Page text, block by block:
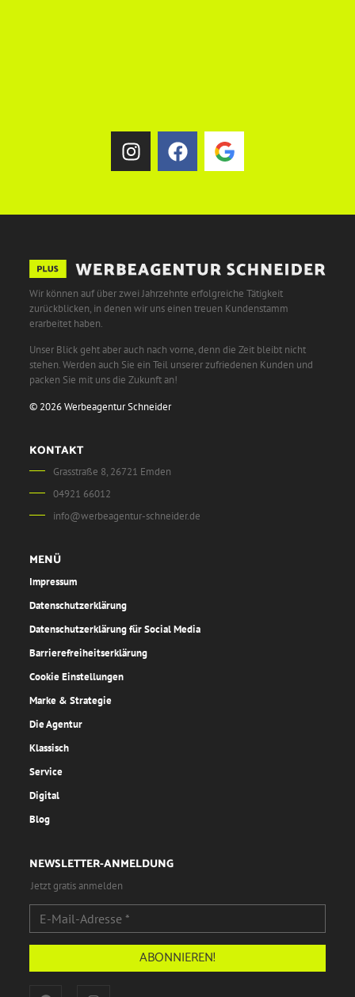
Wir können auf über zwei Jahrzehnte erfolgreiche Tätigkeit
zurückblicken, in denen wir uns einen treuen Kundenstamm
erarbeitet haben.
Unser Blick geht aber auch nach vorne, denn die Zeit bleibt nicht
stehen. Werden auch Sie ein Teil unserer zufriedenen Kunden und
packen Sie mit uns die Zukunft an!
© 2026 Werbeagentur Schneider
KONTAKT
Grasstraße 8, 26721 Emden
04921 66012
info@werbeagentur-schneider.de
MENÜ
Impressum
Datenschutzerklärung
Datenschutzerklärung für Social Media
Barrierefreiheitserklärung
Cookie Einstellungen
Marke & Strategie
Die Agentur
Klassisch
Service
Digital
Blog
NEWSLETTER-ANMELDUNG
Jetzt gratis anmelden